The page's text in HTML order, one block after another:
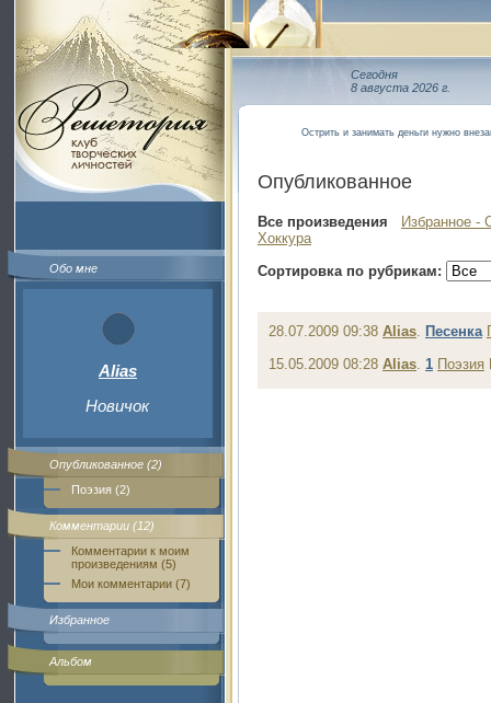
Обо мне
Alias
Новичок
Опубликованное (2)
Поэзия (2)
Комментарии (12)
Комментарии к моим
произведениям (5)
Мои комментарии (7)
Избранное
Альбом
Сегодня
8 августа 2026 г.
Острить и занимать деньги нужно
Опубликованное
Все произведения
Избранное -
Хоккура
Сортировка по рубрикам:
28.07.2009 09:38 Alias. Песенка
15.05.2009 08:28 Alias. 1 Поэзия